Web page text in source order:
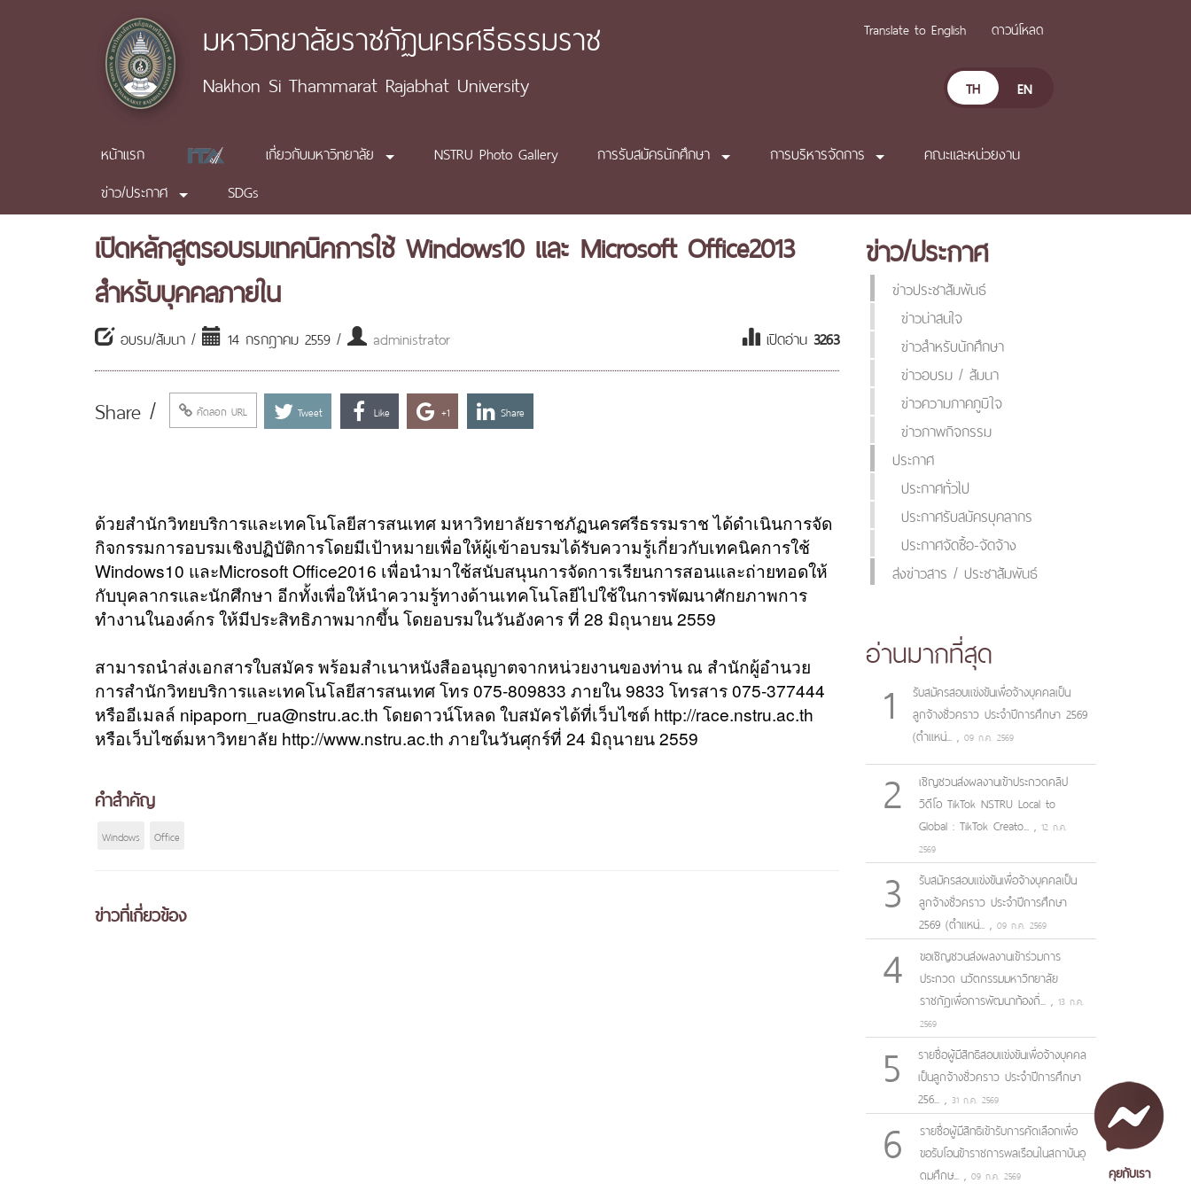
มหาวิทยาลัยราชภัฏนครศรีธรรมราช
Nakhon Si Thammarat Rajabhat University
Translate to English ดาวน์โหลด
TH EN
หน้าแรก เกี่ยวกับมหาวิทยาลัย NSTRU Photo Gallery การรับสมัครนักศึกษา การบริหารจัดการ
คณะและหน่วยงาน
ข่าว/ประกาศ
SDGs
เปิดหลักสูตรอบรมเทคนิคการใช้ Windows10 และ Microsoft Office2013
สำหรับบุคคลภายใน
อบรม/สัมนา / 14 กรกฎาคม 2559 / administrator เปิดอ่าน 3263
Share / คัดลอก URL Tweet Like +1 Share
ด้วยสำนักวิทยบริการและเทคโนโลยีสารสนเทศ มหาวิทยาลัยราชภัฏนครศรีธรรมราช ได้ดำเนินการจัด
กิจกรรมการอบรมเชิงปฏิบัติการโดยมีเป้าหมายเพื่อให้ผู้เข้าอบรมได้รับความรู้เกี่ยวกับเทคนิคการใช้
Windows10 และMicrosoft Office2016 เพื่อนำมาใช้สนับสนุนการจัดการเรียนการสอนและถ่ายทอดให้
กับบุคลากรและนักศึกษา อีกทั้งเพื่อให้นำความรู้ทางด้านเทคโนโลยีไปใช้ในการพัฒนาศักยภาพการ
ทำงานในองค์กร ให้มีประสิทธิภาพมากขึ้น โดยอบรมในวันอังคาร ที่ 28 มิถุนายน 2559
สามารถนำส่งเอกสารใบสมัคร พร้อมสำเนาหนังสืออนุญาตจากหน่วยงานของท่าน ณ สำนักผู้อำนวย
การสำนักวิทยบริการและเทคโนโลยีสารสนเทศ โทร 075-809833 ภายใน 9833 โทรสาร 075-377444
หรืออีเมลล์ nipaporn_rua@nstru.ac.th โดยดาวน์โหลด ใบสมัครได้ที่เว็บไซต์ http://race.nstru.ac.th
หรือเว็บไซต์มหาวิทยาลัย http://www.nstru.ac.th ภายในวันศุกร์ที่ 24 มิถุนายน 2559
คำสำคัญ
Windows Office
ข่าวที่เกี่ยวข้อง
ข่าว/ประกาศ
ข่าวประชาสัมพันธ์
ข่าวน่าสนใจ
ข่าวสำหรับนักศึกษา
ข่าวอบรม / สัมนา
ข่าวความภาคภูมิใจ
ข่าวภาพกิจกรรม
ประกาศ
ประกาศทั่วไป
ประกาศรับสมัครบุคลากร
ประกาศจัดซื้อ-จัดจ้าง
ส่งข่าวสาร / ประชาสัมพันธ์
อ่านมากที่สุด
1
รับสมัครสอบแข่งขันเพื่อจ้างบุคคลเป็น
ลูกจ้างชั่วคราว ประจำปีการศึกษา 2569
(ตำแหน่... , 09 ก.ค. 2569
2
เชิญชวนส่งผลงานเข้าประกวดคลิป
วิดีโอ TikTok NSTRU Local to
Global : TikTok Creato... , 12 ก.ค.
2569
3
รับสมัครสอบแข่งขันเพื่อจ้างบุคคลเป็น
ลูกจ้างชั่วคราว ประจำปีการศึกษา
2569 (ตำแหน่... , 09 ก.ค. 2569
4
ขอเชิญชวนส่งผลงานเข้าร่วมการ
ประกวด นวัตกรรมมหาวิทยาลัย
ราชภัฏเพื่อการพัฒนาท้องถิ่... , 13 ก.ค.
2569
5
รายชื่อผู้มีสิทธิสอบแข่งขันเพื่อจ้างบุคคล
เป็นลูกจ้างชั่วคราว ประจำปีการศึกษา
256... , 31 ก.ค. 2569
6
รายชื่อผู้มีสิทธิเข้ารับการคัดเลือกเพื่อ
ขอรับโอนข้าราชการพลเรือนในสถาบันอุ
ดมศึกษ... , 09 ก.ค. 2569 คุยกับเรา